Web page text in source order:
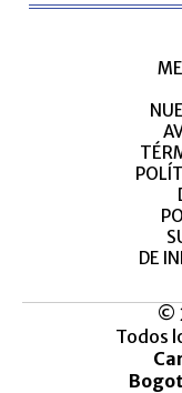
DE
©
Todos